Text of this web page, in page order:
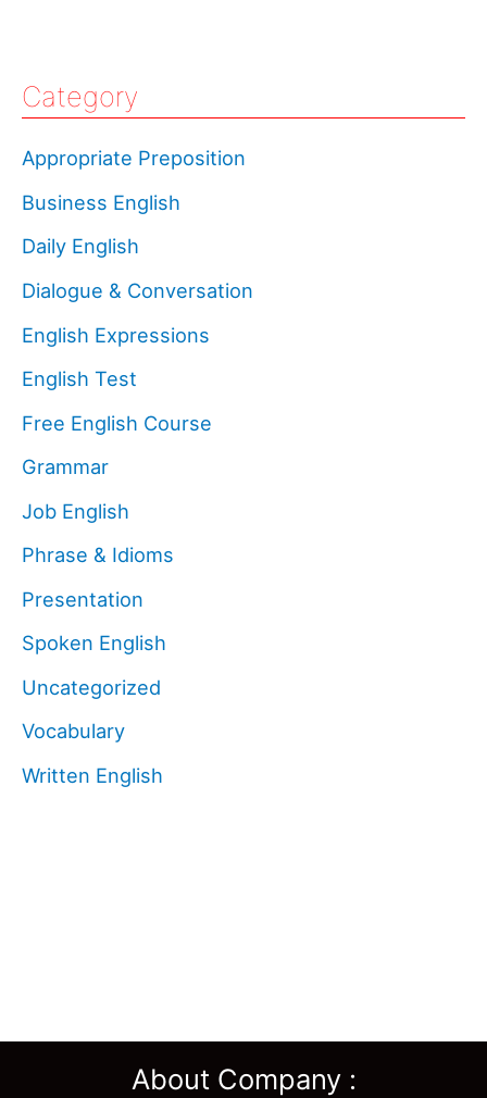
Category
Appropriate Preposition
Business English
Daily English
Dialogue & Conversation
English Expressions
English Test
Free English Course
Grammar
Job English
Phrase & Idioms
Presentation
Spoken English
Uncategorized
Vocabulary
Written English
About Company :